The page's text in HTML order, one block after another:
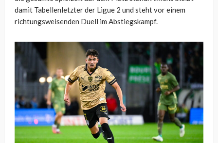
damit Tabellenletzter der Ligue 2 und steht vor einem
richtungsweisenden Duell im Abstiegskampf.